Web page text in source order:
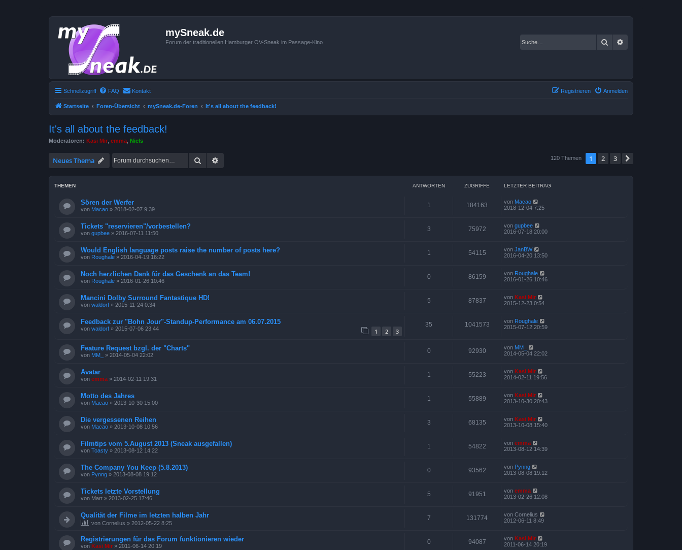
mySneak.de
Forum der traditionellen Hamburger OV-Sneak im Passage-Kino Suche
Schnellzugriff FAQ Kontakt Anmelden
Registrieren
Startseite Foren-Übersicht mySneak.de-Foren It's all about the feedback!
It's all about the feedback!
Moderatoren: Kasi Mir emma Niels
Neues Thema Suche 120 Themen 1 2 3
THEMEN ANTWORTEN ZUGRIFFE LETZTER BEITRAG
Sören der Werfer
von Macao » 2018-02-07 9:39
1 184163 von Macao
2018-12-04 7:25
Tickets "reservieren"/vorbestellen?
von gupbee » 2016-07-11 11:50
3 75972 von gupbee
2016-07-18 20:00
Would English language posts raise the number of posts here?
von Roughale » 2016-04-19 16:22
1 54115 von JanBW
2016-04-20 13:50
Noch herzlichen Dank für das Geschenk an das Team!
von Roughale » 2016-01-26 10:46
0 86159 von Roughale
2016-01-26 10:46
Mancini Dolby Surround Fantastique HD!
von waldorf » 2015-11-24 0:34
5 87837 von Kasi Mir
2015-12-23 0:54
Feedback zur "Bohn Jour"-Standup-Performance am 06.07.2015
von waldorf » 2015-07-06 23:44 1 2 3
35 1041573 von Roughale
2015-07-12 20:59
Feature Request bzgl. der "Charts"
von MM_ » 2014-05-04 22:02
0 92930 von MM_
2014-05-04 22:02
Avatar
von emma » 2014-02-11 19:31
1 55223 von Kasi Mir
2014-02-11 19:56
Motto des Jahres
von Macao » 2013-10-30 15:00
1 55889 von Kasi Mir
2013-10-30 20:43
Die vergessenen Reihen
von Macao » 2013-10-08 10:56
3 68135 von Kasi Mir
2013-10-08 15:40
Filmtips vom 5.August 2013 (Sneak ausgefallen)
von Toasty » 2013-08-12 14:22
1 54822 von emma
2013-08-12 14:39
The Company You Keep (5.8.2013)
von Pynng » 2013-08-08 19:12
0 93562 von Pynng
2013-08-08 19:12
Tickets letzte Vorstellung
von Mart » 2013-02-25 17:46
5 91951 von emma
2013-02-26 12:08
Qualität der Filme im letzten halben Jahr
von Cornelius » 2012-05-22 8:25
7 131774 von Cornelius
2012-06-11 8:49
Registrierungen für das Forum funktionieren wieder
von Kasi Mir » 2011-06-14 20:19
0 94087 von Kasi Mir
2011-06-14 20:19